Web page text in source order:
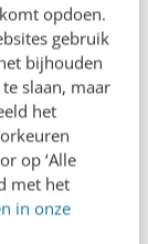
opdoen.
gebruik
bijhouden
slaan, maar
het
op ‘Alle
met het
in onze